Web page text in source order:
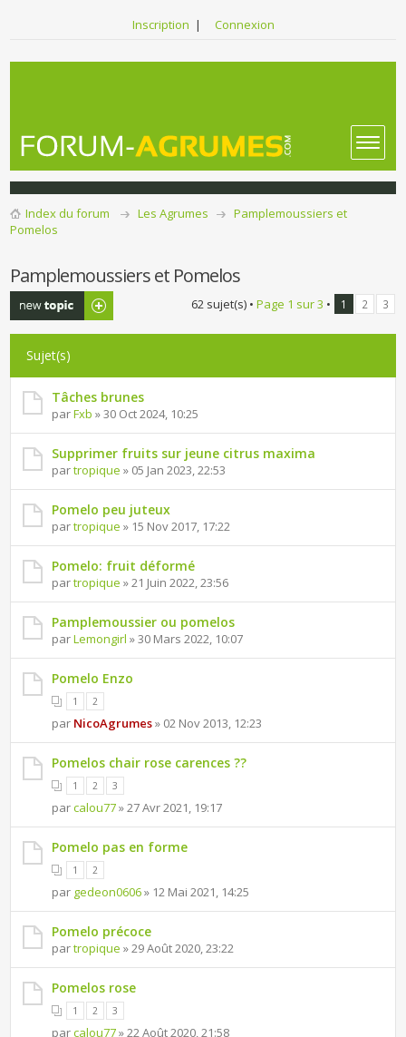
Inscription | Connexion
Index du forum Les Agrumes
Pamplemoussiers et
Pomelos
Pamplemoussiers et Pomelos
Publier un
nouveau sujet
62 sujet(s) • Page 1 sur3 • 1 2 3
Sujet(s)
Tâches brunes
parFxb » 30 Oct 2024, 10:25
Supprimer fruits sur jeune citrus maxima
partropique » 05 Jan 2023, 22:53
Pomelo peu juteux
partropique » 15 Nov 2017, 17:22
Pomelo: fruit déformé
partropique » 21 Juin 2022, 23:56
Pamplemoussier ou pomelos
parLemongirl » 30 Mars 2022, 10:07
Pomelo Enzo
1 2
par NicoAgrumes» 02 Nov 2013, 12:23
Pomelos chair rose carences ??
1 2 3
parcalou77» 27 Avr 2021, 19:17
Pomelo pas en forme
1 2
par gedeon0606» 12 Mai 2021, 14:25
Pomelo précoce
partropique » 29 Août 2020, 23:22
Pomelos rose
1 2 3
parcalou77» 22 Août 2020, 21:58